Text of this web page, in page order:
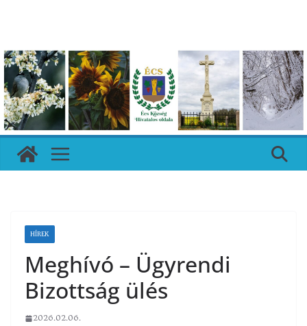
HÍREK
Meghívó – Ügyrendi
Bizottság ülés
2026.02.06.